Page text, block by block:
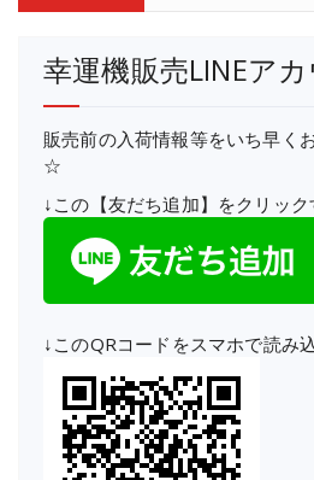
幸運機販売LINEア
販売前の入荷情報等をいち早く
☆
↓この【友だち追加】をクリッ
↓このQRコードをスマホで読み